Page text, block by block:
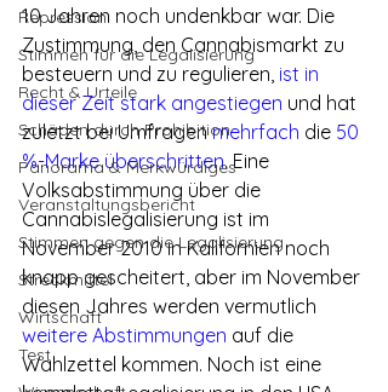
Repression
Stimmen für die Legalisierung
Recht & Urteile
Schäden durch Prohibition
Panorama & Merkwürdiges
Veranstaltungsbericht
Stimmen gegen die Legalisierung
Streckmittel
Wirtschaft
Test
10 Jahren noch undenkbar war. Die
Zustimmung, den Cannabismarkt zu
besteuern und zu regulieren, ist in
dieser Zeit stark angestiegen und hat
zuletzt bei Umfragen mehrfach die 50
%-Marke überschritten. Eine
Volksabstimmung über die
Cannabislegalisierung ist im
November 2010 in Kalifornien noch
knapp gescheitert, aber im November
diesen Jahres werden vermutlich
weitere Abstimmungen auf die
Wahlzettel kommen. Noch ist eine